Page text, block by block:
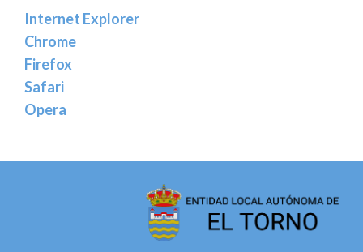
Internet Explorer
Chrome
Firefox
Safari
Opera